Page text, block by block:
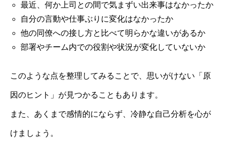
最近、何か上司との間で気まずい出来事はなかったか
自分の言動や仕事ぶりに変化はなかったか
他の同僚への接し方と比べて明らかな違いがあるか
部署やチーム内での役割や状況が変化していないか
このような点を整理してみることで、思いがけない「原
因のヒント」が見つかることもあります。
また、あくまで感情的にならず、冷静な自己分析を心が
けましょう。